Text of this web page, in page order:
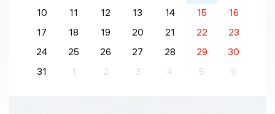
10
11 12 13 14 15
16
17
18 19 20 21 22
23
24
25 26 27 28 29
30
31
1 2 3 4 5 6